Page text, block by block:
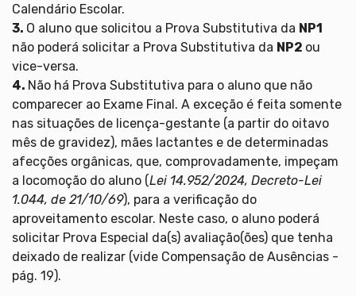
Calendário Escolar.
3. O aluno que solicitou a Prova Substitutiva da NP1
não poderá solicitar a Prova Substitutiva da NP2 ou
vice-versa.
4. Não há Prova Substitutiva para o aluno que não
comparecer ao Exame Final. A exceção é feita somente
nas situações de licença-gestante (a partir do oitavo
mês de gravidez), mães lactantes e de determinadas
afecções orgânicas, que, comprovadamente, impeçam
a locomoção do aluno (Lei 14.952/2024, Decreto-Lei
1.044, de 21/10/69), para a verificação do
aproveitamento escolar. Neste caso, o aluno poderá
solicitar Prova Especial da(s) avaliação(ões) que tenha
deixado de realizar (vide Compensação de Ausências -
pág. 19).